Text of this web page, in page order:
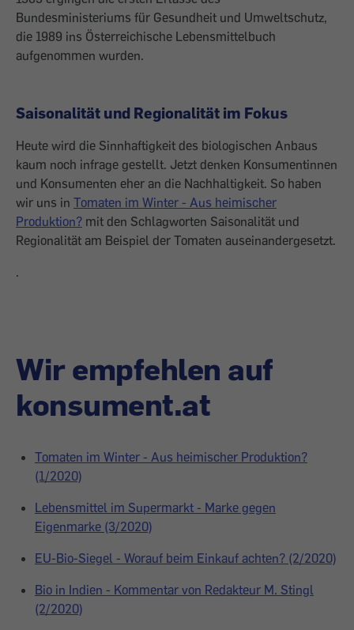
Bundesministeriums für Gesundheit und Umweltschutz,
die 1989 ins Österreichische Lebensmittelbuch
aufgenommen wurden.
Saisonalität und Regionalität im Fokus
Heute wird die Sinnhaftigkeit des biologischen Anbaus
kaum noch infrage gestellt. Jetzt denken Konsumentinnen
und Konsumenten eher an die Nachhaltigkeit. So haben
wir uns in Tomaten im Winter - Aus heimischer
Produktion? mit den Schlagworten Saisonalität und
Regionalität am Beispiel der Tomaten auseinandergesetzt.
.
Wir empfehlen auf
konsument.at
Tomaten im Winter - Aus heimischer Produktion?
(1/2020)
Lebensmittel im Supermarkt - Marke gegen
Eigenmarke (3/2020)
EU-Bio-Siegel - Worauf beim Einkauf achten? (2/2020)
Bio in Indien - Kommentar von Redakteur M. Stingl
(2/2020)